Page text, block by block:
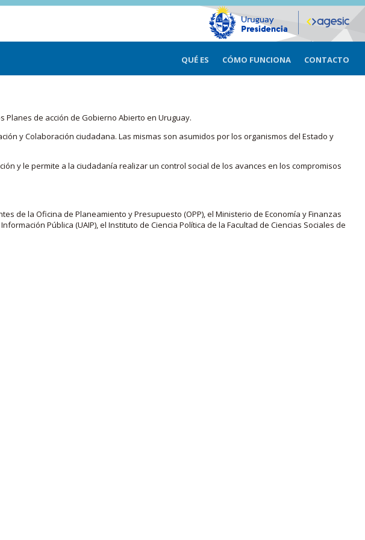
QUÉ ES CÓMO FUNCIONA CONTACTO
de acción de Gobierno Abierto en Uruguay.
y Colaboración ciudadana. Las mismas son asumidos por los organismos del Estado y
y le permite a la ciudadanía realizar un control social de los avances en los compromisos
de la Oficina de Planeamiento y Presupuesto (OPP), el Ministerio de Economía y Finanzas
Pública (UAIP), el Instituto de Ciencia Política de la Facultad de Ciencias Sociales de